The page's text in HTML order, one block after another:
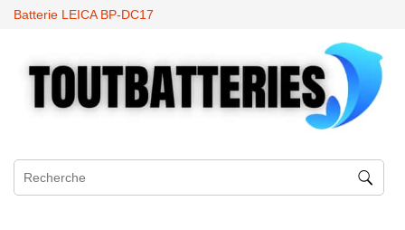
Batterie LEICA BP-DC17